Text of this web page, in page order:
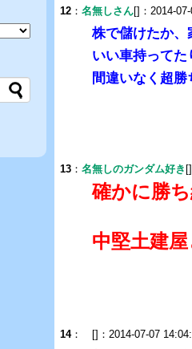
12 ： 名無しさん[]：2014-
株で儲けたか、
いい車持って
間違いなく超勝
13 ： 名無しのガンダム好き
確かに勝
中堅土建
14： []：2014-07-07